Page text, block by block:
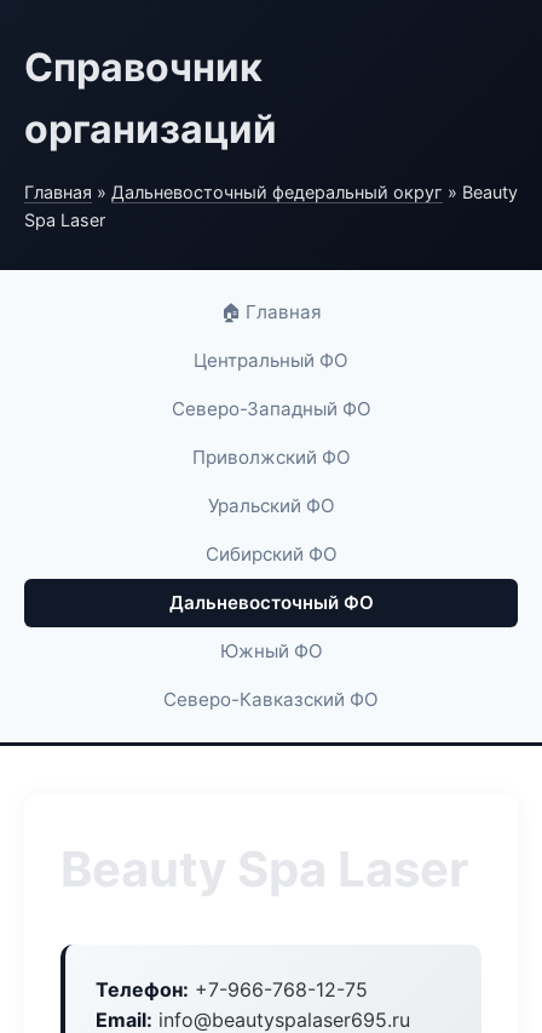
Справочник
организаций
Главная » Дальневосточный федеральный округ » Beauty
Spa Laser
🏠 Главная
Центральный ФО
Северо-Западный ФО
Приволжский ФО
Уральский ФО
Сибирский ФО
Дальневосточный ФО
Южный ФО
Северо-Кавказский ФО
Beauty Spa Laser
Телефон: +7-966-768-12-75
Email: info@beautyspalaser695.ru